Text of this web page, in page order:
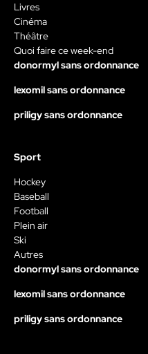
Livres
Cinéma
Théâtre
Quoi faire ce week-end
donormyl sans ordonnance
lexomil sans ordonnance
priligy sans ordonnance
Sport
Hockey
Baseball
Football
Plein air
Ski
Autres
donormyl sans ordonnance
lexomil sans ordonnance
priligy sans ordonnance